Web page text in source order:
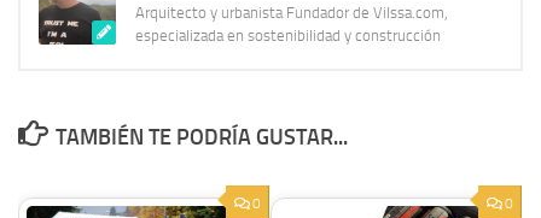
Arquitecto y urbanista Fundador de Vilssa.com,
especializada en sostenibilidad y construcción
TAMBIÉN TE PODRÍA GUSTAR...
0 0